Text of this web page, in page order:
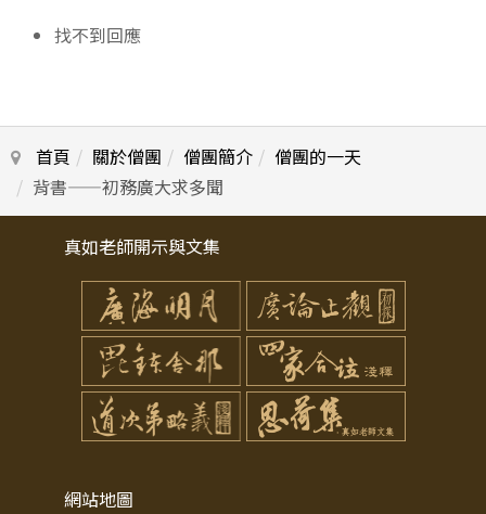
找不到回應
首頁 關於僧團 僧團簡介
僧團的一天
背書——初務廣大求多聞
真如老師開示與文集
網站地圖